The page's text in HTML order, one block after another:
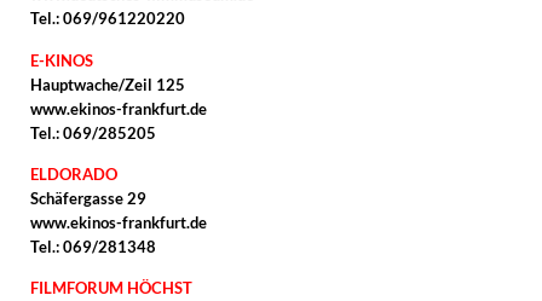
Tel.: 069/961220220
E-KINOS
Hauptwache/Zeil 125
www.ekinos-frankfurt.de
Tel.: 069/285205
ELDORADO
Schäfergasse 29
www.ekinos-frankfurt.de
Tel.: 069/281348
FILMFORUM HÖCHST